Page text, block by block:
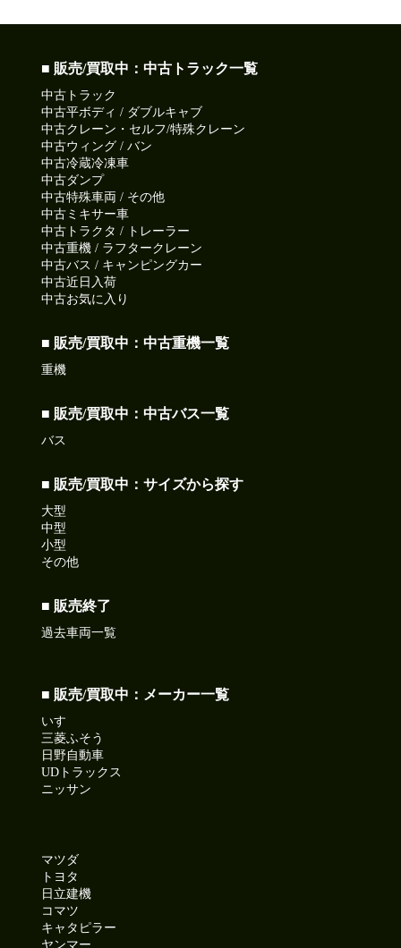
■ 販売/買取中：中古トラック一覧
中古トラック
中古平ボディ / ダブルキャブ
中古クレーン・セルフ/特殊クレーン
中古ウィング / バン
中古冷蔵冷凍車
中古ダンプ
中古特殊車両 / その他
中古ミキサー車
中古トラクタ / トレーラー
中古重機 / ラフタークレーン
中古バス / キャンピングカー
中古近日入荷
中古お気に入り
■ 販売/買取中：中古重機一覧
重機
■ 販売/買取中：中古バス一覧
バス
■ 販売/買取中：サイズから探す
大型
中型
小型
その他
■ 販売終了
過去車両一覧
■ 販売/買取中：メーカー一覧
いすゞ
三菱ふそう
日野自動車
UDトラックス
ニッサン
マツダ
トヨタ
日立建機
コマツ
キャタピラー
ヤンマー